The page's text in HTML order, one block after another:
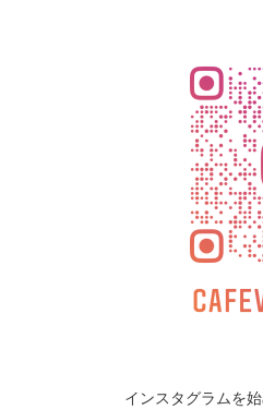
インスタグラムを